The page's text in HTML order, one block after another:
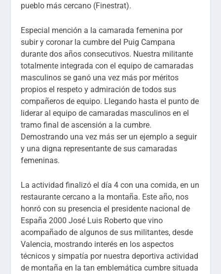
pueblo más cercano (Finestrat).
Especial mención a la camarada femenina por
subir y coronar la cumbre del Puig Campana
durante dos años consecutivos. Nuestra militante
totalmente integrada con el equipo de camaradas
masculinos se ganó una vez más por méritos
propios el respeto y admiración de todos sus
compañeros de equipo. Llegando hasta el punto de
liderar al equipo de camaradas masculinos en el
tramo final de ascensión a la cumbre.
Demostrando una vez más ser un ejemplo a seguir
y una digna representante de sus camaradas
femeninas.
La actividad finalizó el día 4 con una comida, en un
restaurante cercano a la montaña. Este año, nos
honró con su presencia el presidente nacional de
España 2000 José Luis Roberto que vino
acompañado de algunos de sus militantes, desde
Valencia, mostrando interés en los aspectos
técnicos y simpatía por nuestra deportiva actividad
de montaña en la tan emblemática cumbre situada